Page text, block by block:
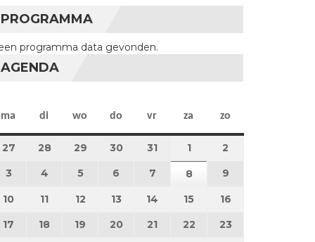
PROGRAMMA
programma data gevonden.
AGENDA
ma maandag
di dinsdag
wo woensdag
do donderdag
vr vrijdag
za zaterdag
zo
27 27 juli 2026
28 28 juli 2026
29 29 juli 2026
3030 juli 2026
31 31 juli 2026
11 augustus 2026
2
3 3 augustus 2026
4 4 augustus 2026
55 augustus 2026
6 6 augustus 2026
7 7 augustus 2026
88 augustus 2026
9
10 10 augustus 2026
11 11 augustus 2026
12 12 augustus 2026
13 13 augustus 2026
14 14 augustus 2026
15 15 augustus 2026
16
17 17 augustus 2026
18 18 augustus 2026
19 19 augustus 2026
20 20 augustus 2026
21 21 augustus 2026
22 22 augustus 2026
23